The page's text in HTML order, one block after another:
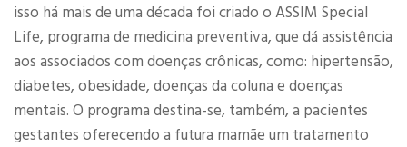
isso há mais de uma década foi criado o ASSIM Special
Life, programa de medicina preventiva, que dá assistência
aos associados com doenças crônicas, como: hipertensão,
diabetes, obesidade, doenças da coluna e doenças
mentais. O programa destina-se, também, a pacientes
gestantes oferecendo a futura mamãe um tratamento